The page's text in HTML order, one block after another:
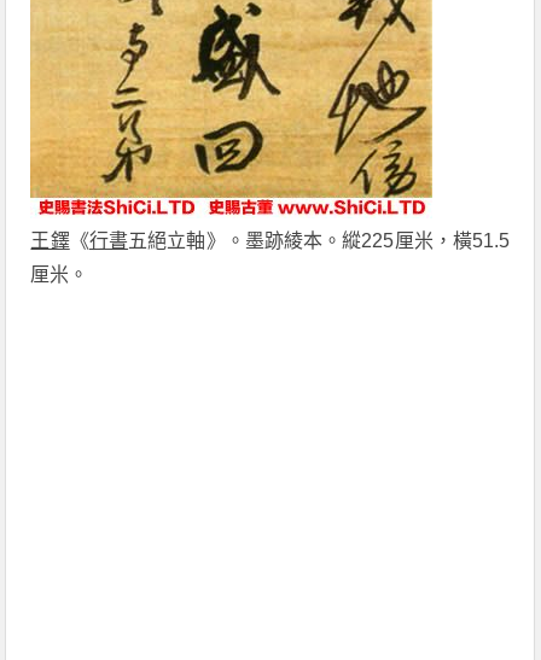
王鐸《行書五絕立軸》。墨跡綾本。縱225厘米，橫51.5
厘米。